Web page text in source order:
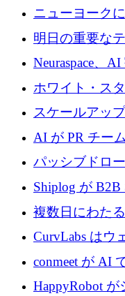
額 8 億 7,800
ニューヨーク
Modal Labsが
明日の重要な
ニクスのスケ
Neuraspace、
トフォームの
ホワイト・ス
タートアップ
ために2億
スケールアッ
の投資を行い
を共同主導
AI が PR チー
ります
パッシブドロ
Monava が資
Shiplog が B2B
ジェンスを構
複数日にわた
ップ、Ore
4,300 万ドルを
CurvLabs はウ
治療をどのよ
conmeet が AI
に 600 万ユー
HappyRobot が